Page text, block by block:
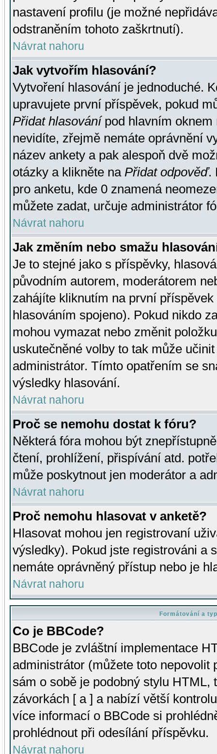
nastavení profilu (je možné
odstraněním tohoto zaškrtnutí).
Návrat nahoru
Jak vytvořím hlasování?
Vytvoření hlasování je jednoduché.
upravujete první příspěvek, pokud
Přidat hlasovánípod hlavním oknem
nevidíte, zřejmě nemáte oprávnění
název ankety a pak alespoň dvě
otázky a klikněte na Přidat odpověď.
pro anketu, kde 0 znamená
můžete zadat, určuje administrátor
Návrat nahoru
Jak změním nebo smažu
Je to stejné jako s příspěvky,
původním autorem, moderátorem
zahájíte kliknutím na první
hlasováním spojeno). Pokud nikdo
mohou vymazat nebo změnit
uskutečněné volby to tak může
administrátor. Tímto opatřením se
výsledky hlasování.
Návrat nahoru
Proč se nemohu dostat k fóru?
Některá fóra mohou být
čtení, prohlížení, přispívání atd.
může poskytnout jen moderátor a
Návrat nahoru
Proč nemohu hlasovat v anketě?
Hlasovat mohou jen registrovaní
výsledky). Pokud jste registrováni a
nemáte oprávněný přístup nebo je
Návrat nahoru
Formátování a
Co je BBCode?
BBCode je zvláštní implementace
administrátor (můžete toto
sám o sobě je podobný stylu HTML,
závorkách [ a ] a nabízí větší
více informací o BBCode si
prohlédnout při odesílání příspěvku.
Návrat nahoru